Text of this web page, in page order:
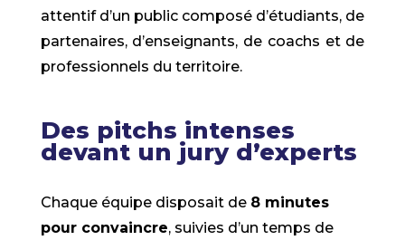
attentif d’un public composé d’étudiants, de
partenaires, d’enseignants, de coachs et de
professionnels du territoire.
Des pitchs intenses
devant un jury d’experts
Chaque équipe disposait de 8 minutes
pour convaincre, suivies d’un temps de